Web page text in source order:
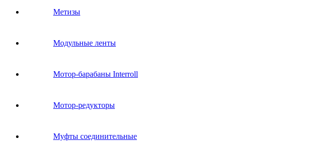
Метизы
Модульные ленты
Мотор-барабаны Interroll
Мотор-редукторы
Муфты соединительные